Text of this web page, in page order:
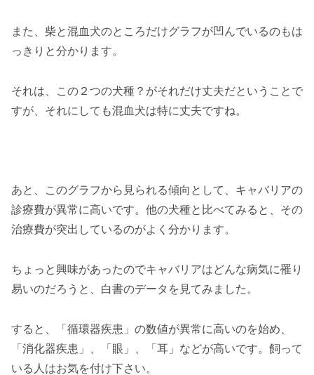
また、柴と混血犬のところだけグラフが凹んでいるのもは
っきりと分かります。
それは、この２つの犬種？がそれだけ丈夫だということで
すが、それにしても混血犬は特に丈夫ですね。
あと、このグラフから見られる傾向として、キャバリアの
診療費が異常に高いです。他の犬種と比べてみると、その
治療費が突出しているのがよく分かります。
ちょっと興味があったのでキャバリアはどんな病気に罹り
易いのだろうと、白書のデータを見てみました。
すると、「循環器疾患」の数値が異常に高いのを始め、
「消化器疾患」、「眼」、「耳」などが高いです。飼って
いる人はお気を付け下さい。